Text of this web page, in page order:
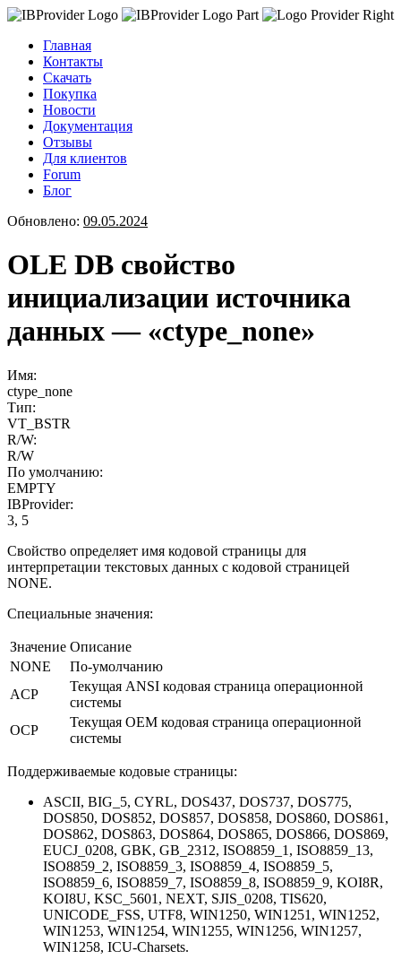
Главная
Контакты
Скачать
Покупка
Новости
Документация
Отзывы
Для клиентов
Forum
Блог
Обновлено: 09.05.2024
OLE DB свойство
инициализации источника
данных — «ctype_none»
Имя:
ctype_none
Тип:
VT_BSTR
R/W:
R/W
По умолчанию:
EMPTY
IBProvider:
3, 5
Свойство определяет имя кодовой страницы для
интерпретации текстовых данных с кодовой страницей
NONE.
Специальные значения:
Значение Описание
NONE
По-умолчанию
ACP
Текущая ANSI кодовая страница операционной
системы
OCP
Текущая OEM кодовая страница операционной
системы
Поддерживаемые кодовые страницы:
ASCII, BIG_5, CYRL, DOS437, DOS737, DOS775,
DOS850, DOS852, DOS857, DOS858, DOS860, DOS861,
DOS862, DOS863, DOS864, DOS865, DOS866, DOS869,
EUCJ_0208, GBK, GB_2312, ISO8859_1, ISO8859_13,
ISO8859_2, ISO8859_3, ISO8859_4, ISO8859_5,
ISO8859_6, ISO8859_7, ISO8859_8, ISO8859_9, KOI8R,
KOI8U, KSC_5601, NEXT, SJIS_0208, TIS620,
UNICODE_FSS, UTF8, WIN1250, WIN1251, WIN1252,
WIN1253, WIN1254, WIN1255, WIN1256, WIN1257,
WIN1258, ICU-Charsets.